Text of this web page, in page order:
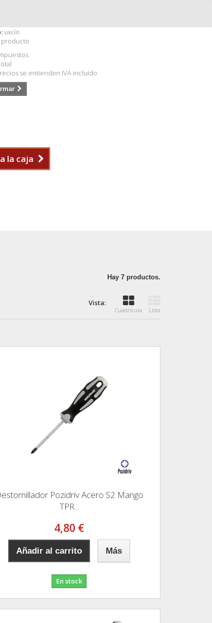
vacío
producto
se entienden IVA incluído
la caja
Hay 7 productos.
Vista:
Cuadrícula Lista
Pozidriv Acero S2 Mango
TPR...
4,80 €
Añadir al carrito Más
En stock